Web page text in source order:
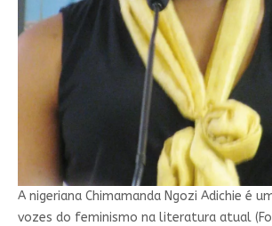
A nigeriana Chimamanda Ngozi Adichie é
vozes do feminismo na literatura atual